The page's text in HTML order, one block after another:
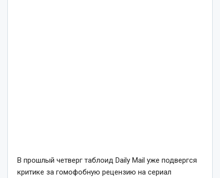
В прошлый четверг таблоид Daily Mail уже подвергся
критике за гомофобную рецензию на сериал